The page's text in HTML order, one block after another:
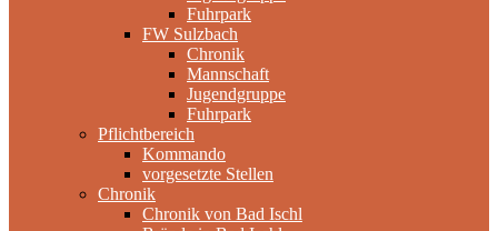
Fuhrpark
FW Sulzbach
Chronik
Mannschaft
Jugendgruppe
Fuhrpark
Pflichtbereich
Kommando
vorgesetzte Stellen
Chronik
Chronik von Bad Ischl